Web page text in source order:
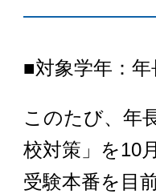
■対象学年：
このたび、年
校対策」を10
受験本番を目